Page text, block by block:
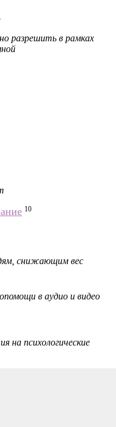
разрешить в рамках
10
снижающим вес
в аудио и видео
на психологические